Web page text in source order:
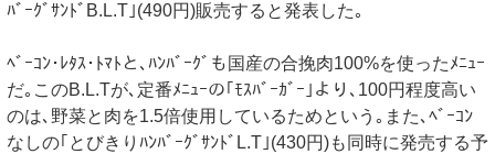
ﾊﾞｰｸﾞｻﾝﾄﾞB.L.T｣(490円)販売すると発表した｡
ﾍﾞｰｺﾝ･ﾚﾀｽ･ﾄﾏﾄと､ﾊﾝﾊﾞｰｸﾞも国産の合挽肉100%を使ったﾒﾆｭｰ
だ｡このB.L.Tが､定番ﾒﾆｭｰの｢ﾓｽﾊﾞｰｶﾞｰ｣より､100円程度高い
のは､野菜と肉を1.5倍使用しているためという｡また､ﾍﾞｰｺﾝ
なしの｢とびきりﾊﾝﾊﾞｰｸﾞｻﾝﾄﾞL.T｣(430円)も同時に発売する予